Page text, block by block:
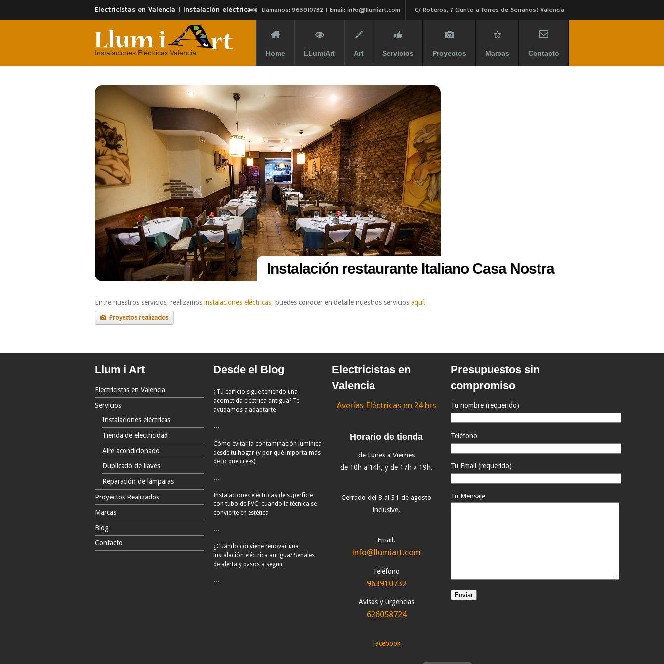
Electricistas en Valencia | Instalación eléctrica Llámanos: 963910732 | Email: info@llumiart.com C/ Roteros, 7 (Junto a Torres de Serranos) Valencia
Instalaciones Eléctricas Valencia Home LLumiArt Art Servicios Proyectos Marcas Contacto
Instalación restaurante Italiano Casa Nostra
Entre nuestros servicios, realizamos instalaciones eléctricas, puedes conocer en detalle nuestros servicios aquí.
Proyectos realizados
Llum i Art
Electricistas en Valencia
Servicios
Instalaciones eléctricas
Tienda de electricidad
Aire acondicionado
Duplicado de llaves
Reparación de lámparas
Proyectos Realizados
Marcas
Blog
Contacto
Desde el Blog
¿Tu edificio sigue teniendo una
acometida eléctrica antigua? Te
ayudamos a adaptarte
...
Cómo evitar la contaminación lumínica
desde tu hogar (y por qué importa más
de lo que crees)
...
Instalaciones eléctricas de superficie
con tubo de PVC: cuando la técnica se
convierte en estética
...
¿Cuándo conviene renovar una
instalación eléctrica antigua? Señales
de alerta y pasos a seguir
...
Electricistas en
Valencia
Averías Eléctricas en 24 hrs
Horario de tienda
de Lunes a Viernes
de 10h a 14h, y de 17h a 19h.
Cerrado del 8 al 31 de agosto
inclusive.
Email:
info@llumiart.com
Teléfono
963910732
Avisos y urgencias
626058724
Facebook
Presupuestos sin
compromiso
Tu nombre (requerido)
Teléfono
Tu Email (requerido)
Tu Mensaje